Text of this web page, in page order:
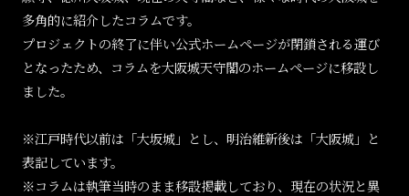
多角的に紹介したコラムです。
プロジェクトの終了に伴い公式ホームページが閉鎖される運び
となったため、コラムを大阪城天守閣のホームページに移設し
ました。
※江戸時代以前は「大坂城」とし、明治維新後は「大阪城」と
表記しています。
※コラムは執筆当時のまま移設掲載しており、現在の状況と異